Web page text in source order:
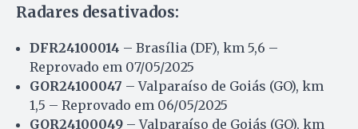
Radares desativados:
DFR24100014 – Brasília (DF), km 5,6 –
Reprovado em 07/05/2025
GOR24100047 – Valparaíso de Goiás (GO), km
1,5 – Reprovado em 06/05/2025
GOR24100049 – Valparaíso de Goiás (GO), km